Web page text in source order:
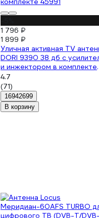
1 796 ₽
1 899 ₽
Уличная активная TV
DORI 9390 38 дб с
и инжектором в комплекте
45991
4.7
(71)
16942699
В корзину